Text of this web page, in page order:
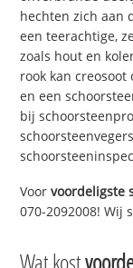
hechten zich aan
een teerachtige,
zoals hout en
rook kan
en een
bij
Voorvoordeligste
070-2092008! Wij
Wat kost